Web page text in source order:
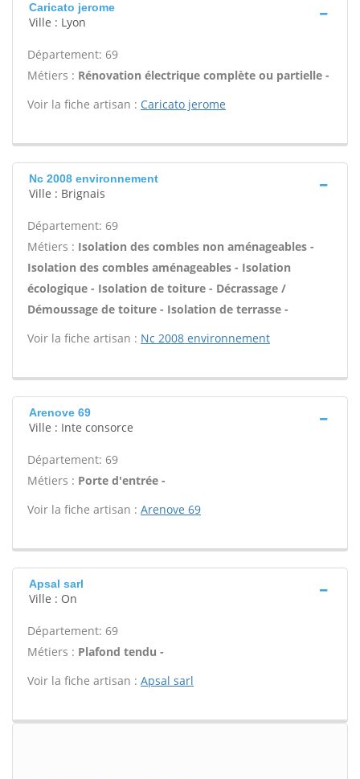
Caricato jerome
Ville : Lyon
Département: 69
Métiers : Rénovation électrique complète ou partielle -
Voir la fiche artisan : Caricato jerome
Nc 2008 environnement
Ville : Brignais
Département: 69
Métiers : Isolation des combles non aménageables -
Isolation des combles aménageables - Isolation
écologique - Isolation de toiture - Décrassage /
Démoussage de toiture - Isolation de terrasse -
Voir la fiche artisan : Nc 2008 environnement
Arenove 69
Ville : Inte consorce
Département: 69
Métiers : Porte d'entrée -
Voir la fiche artisan : Arenove 69
Apsal sarl
Ville : On
Département: 69
Métiers : Plafond tendu -
Voir la fiche artisan : Apsal sarl